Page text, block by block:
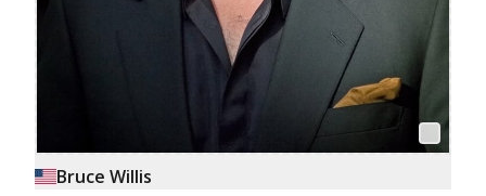
Bruce Willis